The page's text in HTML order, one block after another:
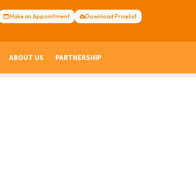
Download Pricelist
Make an Appointment
ABOUT US PARTNERSHIP